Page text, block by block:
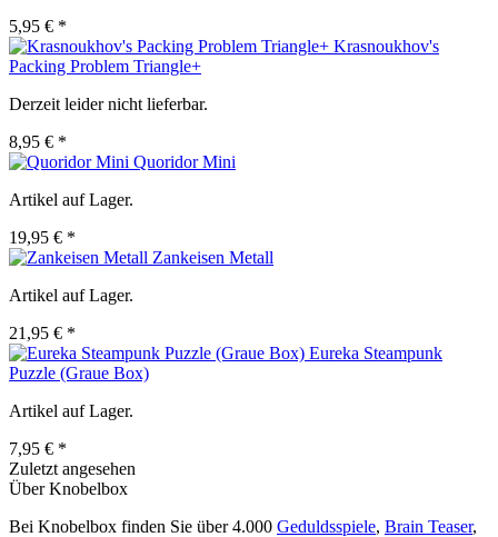
5,95 € *
Krasnoukhov's
Packing Problem Triangle+
Derzeit leider nicht lieferbar.
8,95 € *
Quoridor Mini
Artikel auf Lager.
19,95 € *
Zankeisen Metall
Artikel auf Lager.
21,95 € *
Eureka Steampunk
Puzzle (Graue Box)
Artikel auf Lager.
7,95 € *
Zuletzt angesehen
Über Knobelbox
Bei Knobelbox finden Sie über 4.000 Geduldsspiele, Brain Teaser,